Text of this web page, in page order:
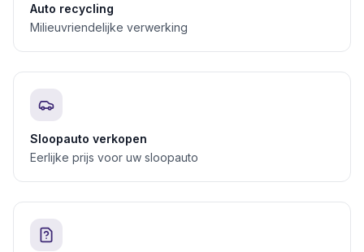
Auto recycling
Milieuvriendelijke verwerking
Sloopauto verkopen
Eerlijke prijs voor uw sloopauto